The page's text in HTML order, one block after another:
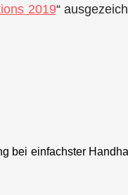
2019“
bei einfachster